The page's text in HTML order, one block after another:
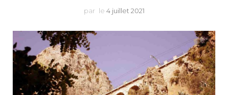
par le 4 juillet 2021